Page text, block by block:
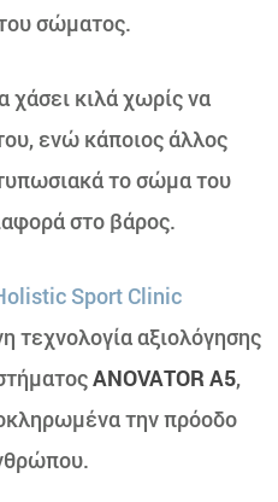
σώματος.
χάσει κιλά χωρίς να
ενώ κάποιος άλλος
το σώμα του
στο βάρος.
Sport Clinic
τεχνολογία αξιολόγησης
ANOVATOR A5,
την πρόοδο